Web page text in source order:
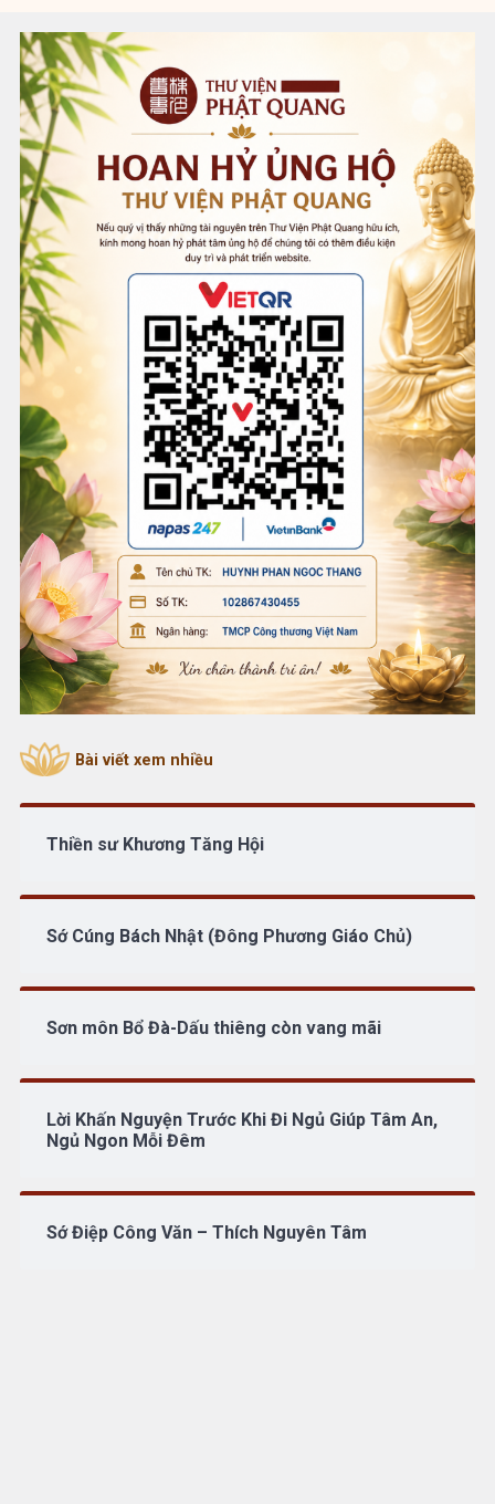
Bài viết xem nhiều
Thiền sư Khương Tăng Hội
Sớ Cúng Bách Nhật (Đông Phương Giáo Chủ)
Sơn môn Bổ Đà-Dấu thiêng còn vang mãi
Lời Khấn Nguyện Trước Khi Đi Ngủ Giúp Tâm An,
Ngủ Ngon Mỗi Đêm
Sớ Điệp Công Văn – Thích Nguyên Tâm